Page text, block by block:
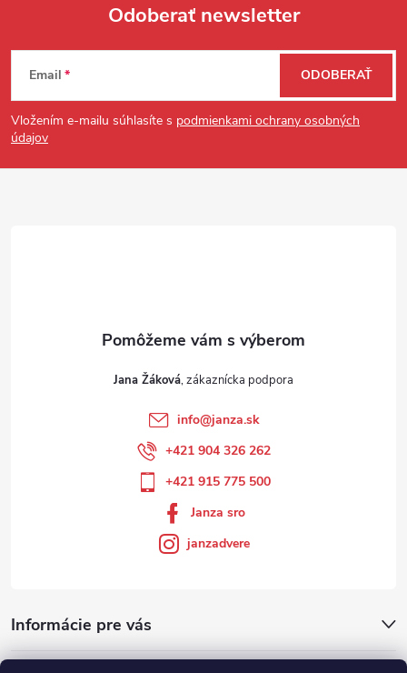
Zápätie
Odoberať newsletter
Email
Vložením e-mailu súhlasíte s podmienkami ochrany osobných
údajov
ODOBERAŤ
Informácie pre vás
Jana Žáková
info@janza.sk
+421 904 326 262
+421 915 775 500
Janza sro
janzadvere